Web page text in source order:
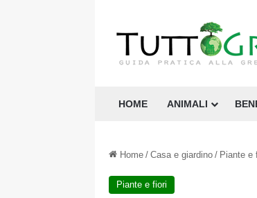
HOME ANIMALI
Home / Casa e giardino / Piante e
Piante e fiori